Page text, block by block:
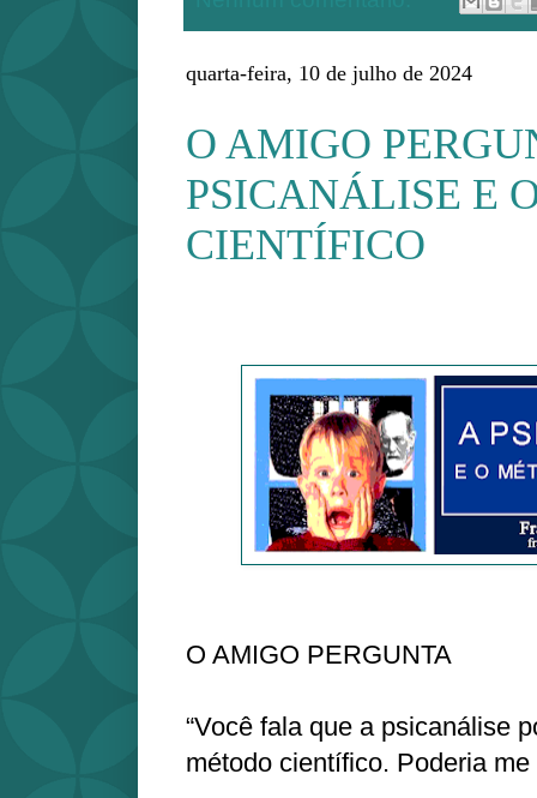
quarta-feira, 10 de julho de 2024
O AMIGO
PSICANÁLISE E
CIENTÍFICO
O AMIGO PERGUNTA
“Você fala que a psicanálise
método científico. Poderia me